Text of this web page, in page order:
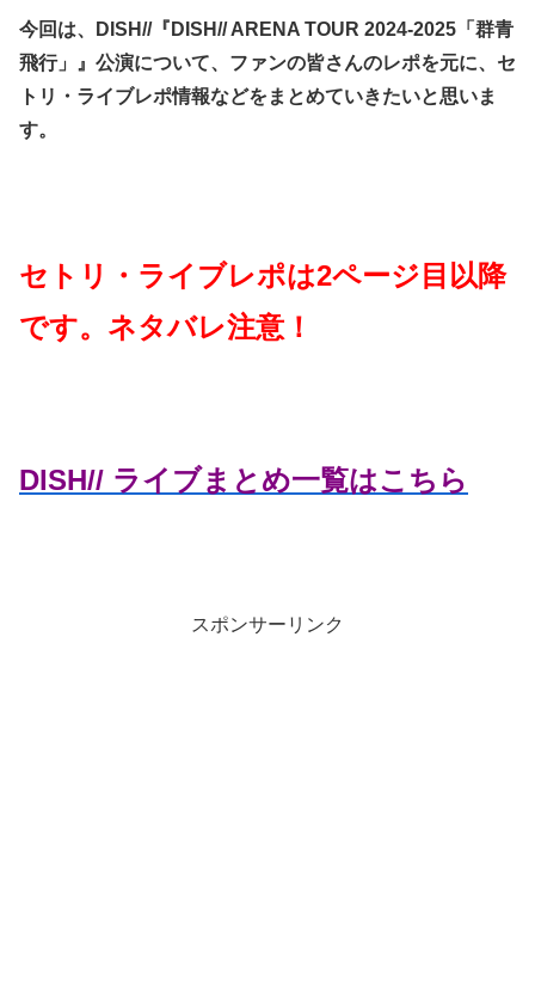
今回は、DISH//『DISH// ARENA TOUR 2024-2025「群青
飛行」』公演について、ファンの皆さんのレポを元に、セ
トリ・ライブレポ情報などをまとめていきたいと思いま
す。
セトリ・ライブレポは2ページ目以降
です。ネタバレ注意！
DISH// ライブまとめ一覧はこちら
スポンサーリンク